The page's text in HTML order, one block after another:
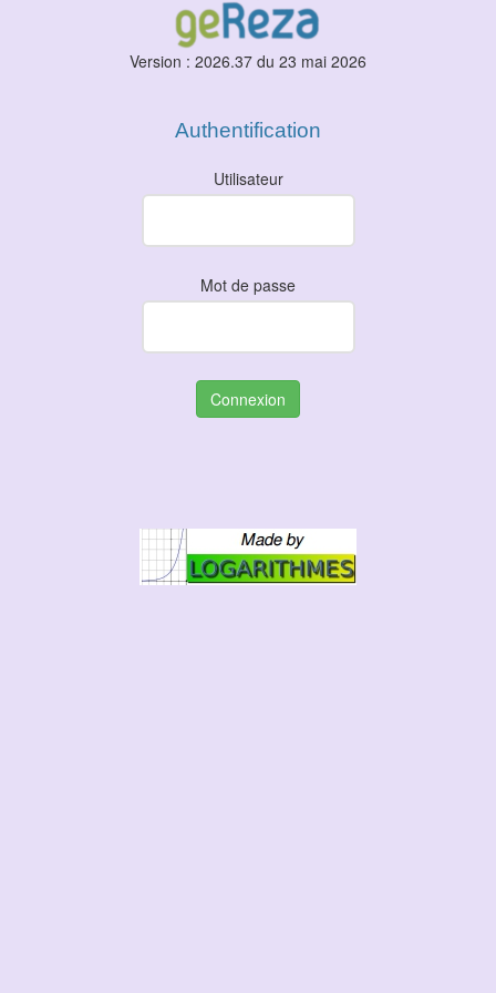
Version : 2026.37 du 23 mai 2026
Authentification
Utilisateur
Mot de passe
Connexion